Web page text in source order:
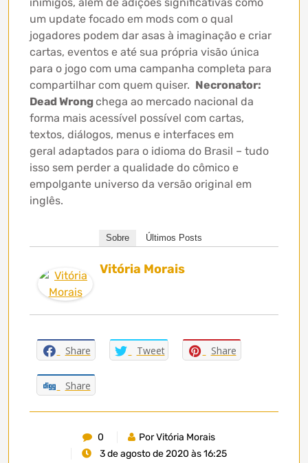
um update focado em mods com o qual
jogadores podem dar asas à imaginação e criar
cartas, eventos e até sua própria visão única
para o jogo com uma campanha completa para
compartilhar com quem quiser. Necronator:
Dead Wrongchega ao mercado nacional da
forma mais acessível possível com cartas,
textos, diálogos, menus e interfaces em
geral adaptados para o idioma do Brasil – tudo
isso sem perder a qualidade do cômico e
empolgante universo da versão original em
inglês.
Sobre Últimos Posts
Vitória Morais
Share Tweet Share
Share
0
Por Vitória Morais
3 de agosto de 2020 às 16:25